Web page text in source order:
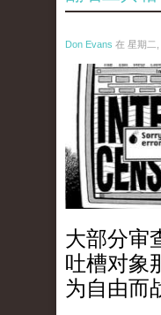
Don Evans 在 星期二,
大部分审
吐槽对
为自由而